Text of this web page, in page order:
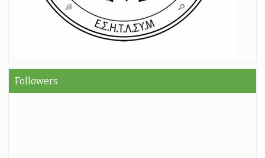
Followers